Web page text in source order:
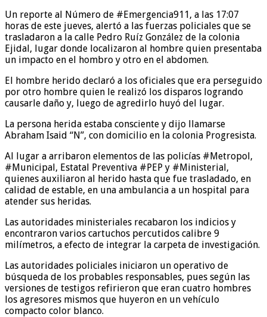
Un reporte al Número de #Emergencia911, a las 17:07
horas de este jueves, alertó a las fuerzas policiales que se
trasladaron a la calle Pedro Ruíz González de la colonia
Ejidal, lugar donde localizaron al hombre quien presentaba
un impacto en el hombro y otro en el abdomen.
El hombre herido declaró a los oficiales que era perseguido
por otro hombre quien le realizó los disparos logrando
causarle daño y, luego de agredirlo huyó del lugar.
La persona herida estaba consciente y dijo llamarse
Abraham Isaid “N”, con domicilio en la colonia Progresista.
Al lugar a arribaron elementos de las policías #Metropol,
#Municipal, Estatal Preventiva #PEP y #Ministerial,
quienes auxiliaron al herido hasta que fue trasladado, en
calidad de estable, en una ambulancia a un hospital para
atender sus heridas.
Las autoridades ministeriales recabaron los indicios y
encontraron varios cartuchos percutidos calibre 9
milímetros, a efecto de integrar la carpeta de investigación.
Las autoridades policiales iniciaron un operativo de
búsqueda de los probables responsables, pues según las
versiones de testigos refirieron que eran cuatro hombres
los agresores mismos que huyeron en un vehículo
compacto color blanco.